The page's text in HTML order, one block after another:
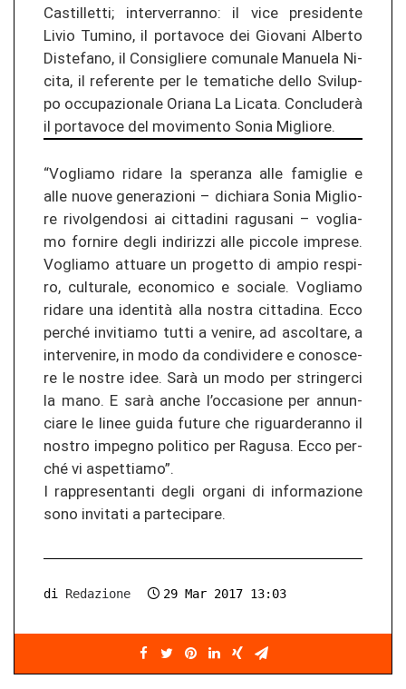
Cas­til­let­ti; in­ter­ver­ran­no: il vice pre­si­den­te
Livio Tu­mi­no, il por­ta­vo­ce dei Gio­v­a­ni Al­ber­to
Dis­te­fa­no, il Con­siglie­re co­mu­na­le Ma­nue­la Ni­
ci­ta, il re­fe­ren­te per le te­mati­che dello Svi­lup­
po oc­cu­pa­zio­na­le Oria­na La Li­ca­ta. Concluderà
il por­ta­vo­ce del mo­vi­men­to Sonia Miglio­re.
“Voglia­mo ri­da­re la spe­ran­za alle fa­miglie e
alle nuove ge­ne­ra­zio­ni – di­chia­ra Sonia Miglio­
re ri­vol­gen­do­si ai cit­ta­di­ni ra­gu­s­a­ni – voglia­
mo for­ni­re degli in­di­ri­z­zi alle pic­co­le im­pre­se.
Voglia­mo at­tua­re un pro­get­to di ampio re­spi­
ro, cul­tu­ra­le, eco­no­mi­co e so­cia­le. Voglia­mo
ri­da­re una identità alla nos­tra cit­ta­di­na. Ecco
per­ché in­vi­ti­a­mo tutti a venire, ad as­col­ta­re, a
in­ter­ve­ni­re, in modo da con­di­vi­de­re e co­nos­ce­
re le nos­tre idee. Sarà un modo per strin­ger­ci
la mano. E sarà anche l’oc­ca­sio­ne per an­nun­
cia­re le linee guida fu­tu­re che ri­guar­de­ran­no il
nos­tro im­pe­g­no po­li­ti­co per Ra­gu­sa. Ecco per­
ché vi as­pet­ti­a­mo”.
I rap­pre­sen­tan­ti degli or­ga­ni di in­for­ma­zio­ne
sono in­vi­ta­ti a par­te­ci­pa­re.
di Redazione 29 Mar 2017 13:03